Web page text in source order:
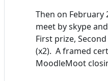
Then on
meet by skype
First prize,
(x2). A framed
MoodleMoot